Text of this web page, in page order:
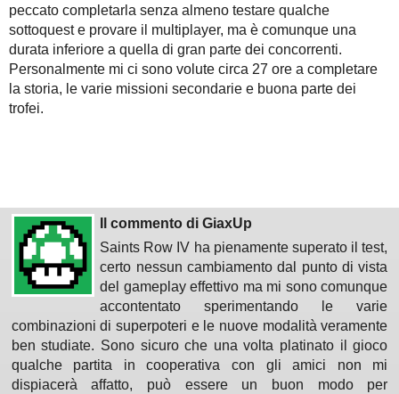
peccato completarla senza almeno testare qualche
sottoquest e provare il multiplayer, ma è comunque una
durata inferiore a quella di gran parte dei concorrenti.
Personalmente mi ci sono volute circa 27 ore a completare
la storia, le varie missioni secondarie e buona parte dei
trofei.
Il commento di GiaxUp
Saints Row IV ha pienamente superato il test,
certo nessun cambiamento dal punto di vista
del gameplay effettivo ma mi sono comunque
accontentato sperimentando le varie
combinazioni di superpoteri e le nuove modalità veramente
ben studiate. Sono sicuro che una volta platinato il gioco
qualche partita in cooperativa con gli amici non mi
dispiacerà affatto, può essere un buon modo per